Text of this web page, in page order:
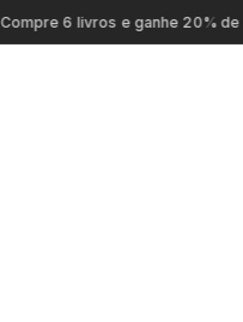
Compre 6 livros e ganhe 20% de